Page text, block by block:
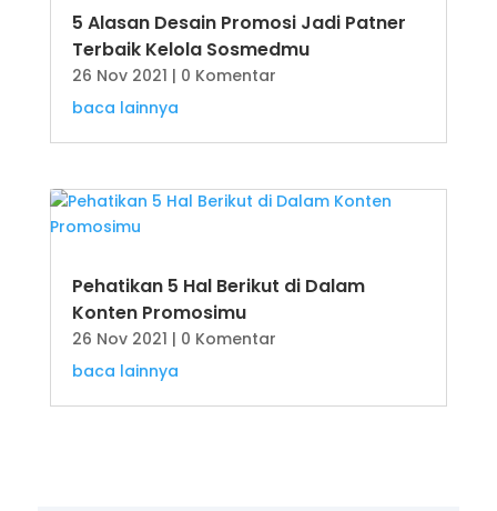
5 Alasan Desain Promosi Jadi Patner
Terbaik Kelola Sosmedmu
26 Nov 2021 | 0 Komentar
baca lainnya
Pehatikan 5 Hal Berikut di Dalam
Konten Promosimu
26 Nov 2021 | 0 Komentar
baca lainnya